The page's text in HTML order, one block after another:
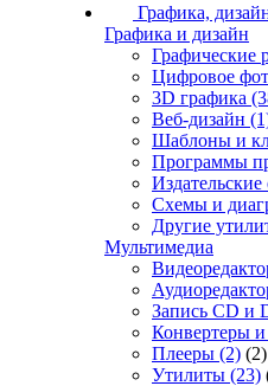
Графика,
Графика и дизайн
Графические
Цифровое
3D графика
Веб-дизайн
Шаблоны и
Программы
Схемы и
Другие
Мультимедиа
Запись CD и
Конвертеры
Плееры (2) (2)
Утилиты (23)